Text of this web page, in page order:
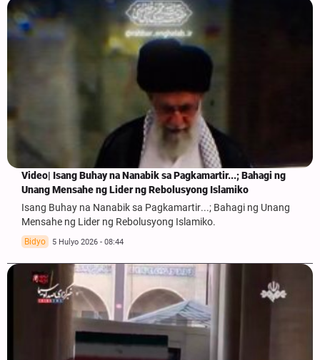
Video| Isang Buhay na Nanabik sa Pagkamartir...; Bahagi ng
Unang Mensahe ng Lider ng Rebolusyong Islamiko
Isang Buhay na Nanabik sa Pagkamartir...; Bahagi ng Unang
Mensahe ng Lider ng Rebolusyong Islamiko.
Bidyo 5 Hulyo 2026 - 08:44